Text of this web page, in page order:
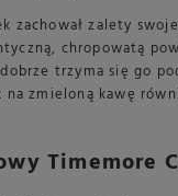
zachował zalety
chropowatą
trzyma się go
na zmieloną kawę
Timemore